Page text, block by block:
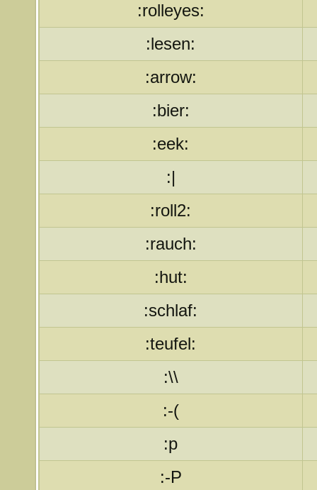
:rolleyes:
:lesen:
:arrow:
:bier:
:eek:
:|
:roll2:
:rauch:
:hut:
:schlaf:
:teufel:
:\\
:-(
:p
:-P